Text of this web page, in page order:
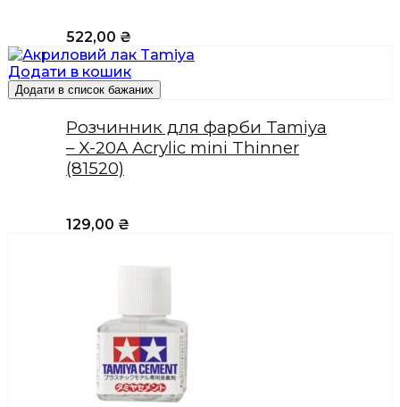
522,00 ₴
Додати в кошик
Додати в список бажаних
Розчинник для фарби Tamiya
– X-20A Acrylic mini Thinner
(81520)
129,00 ₴